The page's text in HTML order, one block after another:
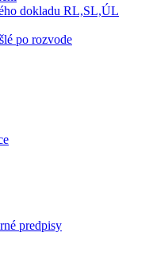
dokladu RL,SL,ÚL
po rozvode
predpisy